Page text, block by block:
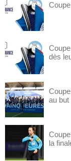
dès
au but
la